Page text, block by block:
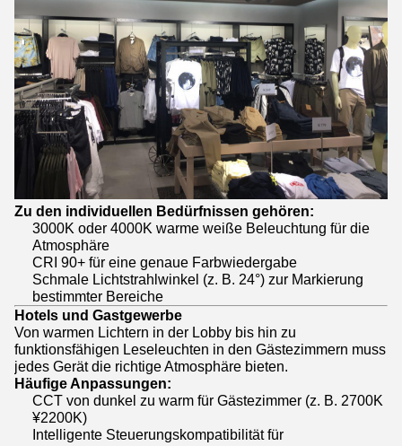
Zu den individuellen Bedürfnissen gehören:
3000K oder 4000K warme weiße Beleuchtung für die
Atmosphäre
CRI 90+ für eine genaue Farbwiedergabe
Schmale Lichtstrahlwinkel (z. B. 24°) zur Markierung
bestimmter Bereiche
Hotels und Gastgewerbe
Von warmen Lichtern in der Lobby bis hin zu
funktionsfähigen Leseleuchten in den Gästezimmern muss
jedes Gerät die richtige Atmosphäre bieten.
Häufige Anpassungen:
CCT von dunkel zu warm für Gästezimmer (z. B. 2700K
¥2200K)
Intelligente Steuerungskompatibilität für